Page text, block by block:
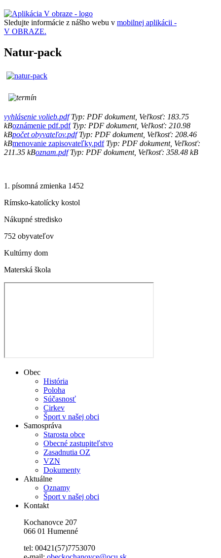
Sledujte informácie z nášho webu v mobilnej aplikácii -
V OBRAZE.
Natur-pack
vyhlásenie volieb.pdfTyp: PDF dokument, Veľkosť: 183.75
kBoznámenie pdf.pdfTyp: PDF dokument, Veľkosť: 210.98
kBpočet obyvateľov.pdfTyp: PDF dokument, Veľkosť: 208.46
kBmenovanie zapisovateľky.pdfTyp: PDF dokument, Veľkosť:
211.35 kBoznam.pdfTyp: PDF dokument, Veľkosť: 358.48 kB
1. písomná zmienka 1452
Rímsko-katolícky kostol
Nákupné stredisko
752 obyvateľov
Kultúrny dom
Materská škola
Obec
História
Poloha
Súčasnosť
Cirkev
Šport v našej obci
Samospráva
Starosta obce
Obecné zastupiteľstvo
Zasadnutia OZ
VZN
Dokumenty
Aktuálne
Oznamy
Šport v našej obci
Kontakt
Kochanovce 207
066 01 Humenné
tel: 00421(57)7753070